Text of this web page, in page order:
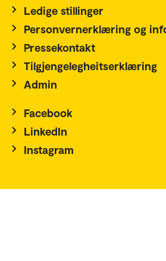
Ledige stillinger
Personvernerklæring og
Pressekontakt
Tilgjengelegheitserklæring
Admin
Facebook
LinkedIn
Instagram